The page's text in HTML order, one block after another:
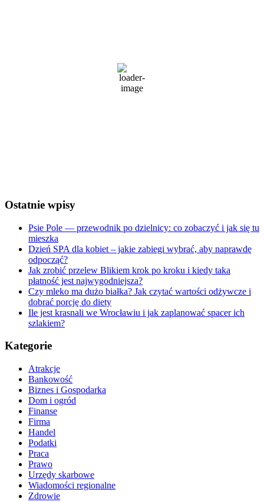
74 %
1019 mb
Ostatnie wpisy
Psie Pole — przewodnik po dzielnicy: co zobaczyć i jak się tu
mieszka
Dzień SPA dla kobiet – jakie zabiegi wybrać, aby naprawdę
odpocząć?
Jak zrobić przelew Blikiem krok po kroku i kiedy taka
płatność jest najwygodniejsza?
Czy mleko ma dużo białka? Jak czytać wartości odżywcze i
dobrać porcję do diety
Ile jest krasnali we Wrocławiu i jak zaplanować spacer ich
szlakiem?
Kategorie
Atrakcje
Bankowość
Biznes i Gospodarka
Dom i ogród
Finanse
Firma
Handel
Podatki
Praca
Prawo
Urzędy skarbowe
Wiadomości regionalne
Zdrowie